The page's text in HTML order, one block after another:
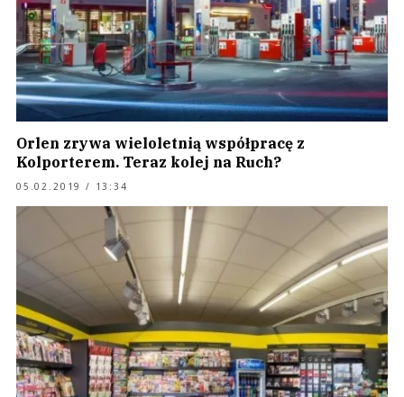
Orlen zrywa wieloletnią współpracę z
Kolporterem. Teraz kolej na Ruch?
05.02.2019 / 13:34